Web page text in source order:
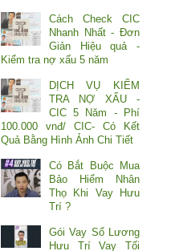
Cách Check CIC
Nhanh Nhất - Đơn
Giản Hiệu quả -
Kiểm tra nợ xấu 5 năm
DỊCH VỤ KIỂM
TRA NỢ XẤU -
CIC 5 Năm - Phí
100.000 vnđ/ CIC- Có Kết
Quả Bằng Hình Ảnh Chi Tiết
Có Bắt Buộc Mua
Bảo Hiểm Nhân
Thọ Khi Vay Hưu
Trí ?
Gói Vay Sổ Lương
Hưu Trí Vay Tối